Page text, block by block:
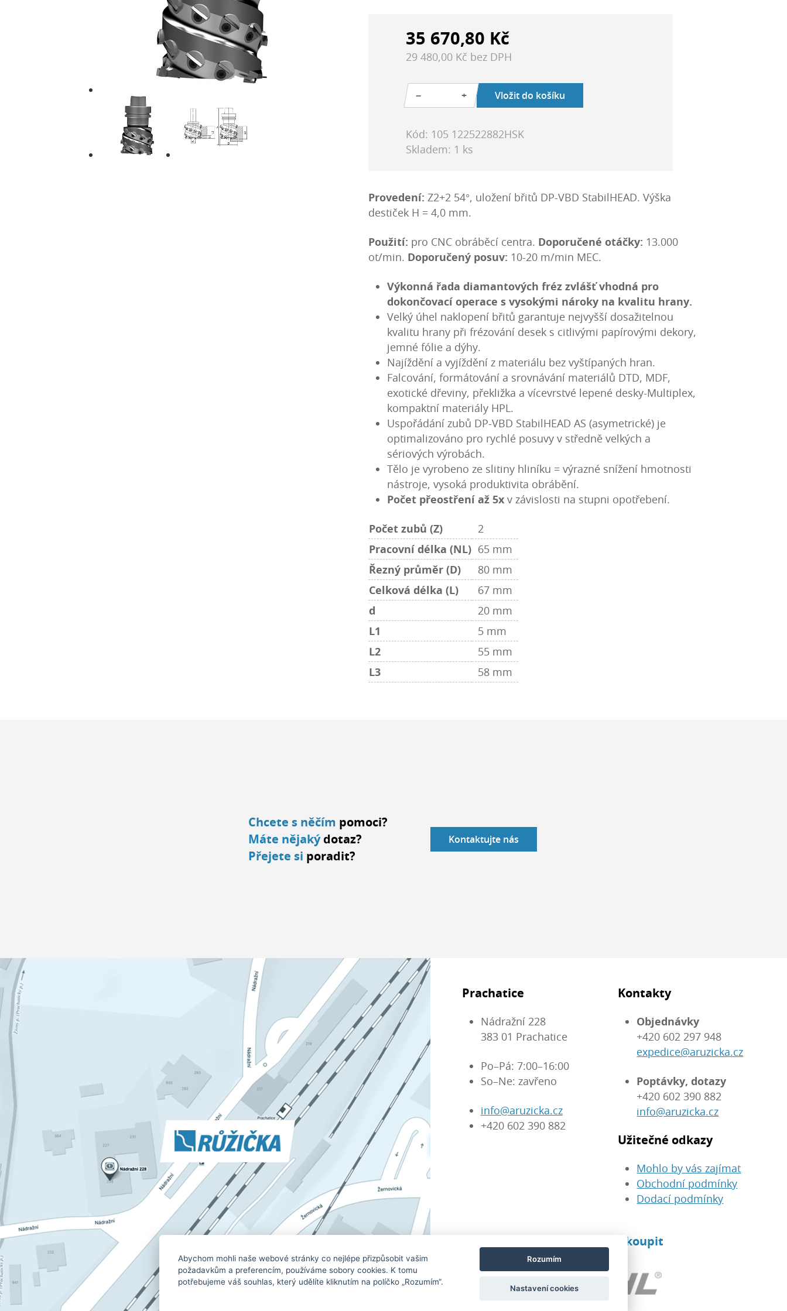
Abychom mohli naše webové stránky co nejlépe přizpůsobit vašim
požadavkům a preferencím, používáme sobory cookies. K tomu
potřebujeme váš souhlas, který udělíte kliknutím na políčko „Rozumím“.
Rozumím
Nastavení cookies
35 670,80 Kč
29 480,00 Kč bez DPH
− + Vložit do košíku
Kód: 105 122522882HSK
Skladem: 1 ks
Provedení: Z2+2 54°, uložení břitů DP-VBD StabilHEAD. Výška
destiček H = 4,0 mm.
Použití: pro CNC obráběcí centra. Doporučené otáčky: 13.000
ot/min. Doporučený posuv: 10-20 m/min MEC.
Výkonná řada diamantových fréz zvlášť vhodná pro
dokončovací operace s vysokými nároky na kvalitu hrany.
Velký úhel naklopení břitů garantuje nejvyšší dosažitelnou
kvalitu hrany při frézování desek s citlivými papírovými dekory,
jemné fólie a dýhy.
Najíždění a vyjíždění z materiálu bez vyštípaných hran.
Falcování, formátování a srovnávání materiálů DTD, MDF,
exotické dřeviny, překližka a vícevrstvé lepené desky-Multiplex,
kompaktní materiály HPL.
Uspořádání zubů DP-VBD StabilHEAD AS (asymetrické) je
optimalizováno pro rychlé posuvy v středně velkých a
sériových výrobách.
Tělo je vyrobeno ze slitiny hliníku = výrazné snížení hmotnosti
nástroje, vysoká produktivita obrábění.
Počet přeostření až 5x v závislosti na stupni opotřebení.
Počet zubů (Z)
2
Pracovní délka (NL) 65 mm
Řezný průměr (D)
80 mm
Celková délka (L)
67 mm
d
20 mm
L1
5 mm
L2
55 mm
L3
58 mm
Chcete s něčím pomoci?
Máte nějakýdotaz?
Přejete si poradit?
Kontaktujte nás
Prachatice
Nádražní 228
383 01 Prachatice
Po–Pá: 7:00–16:00
So–Ne: zavřeno
info@aruzicka.cz
+420 602 390 882
Kontakty
Objednávky
+420 602 297 948
expedice@aruzicka.cz
Poptávky, dotazy
+420 602 390 882
info@aruzicka.cz
Užitečné odkazy
Mohlo by vás zajímat
Obchodní podmínky
Dodací podmínky
Značky, které u nás můžete koupit